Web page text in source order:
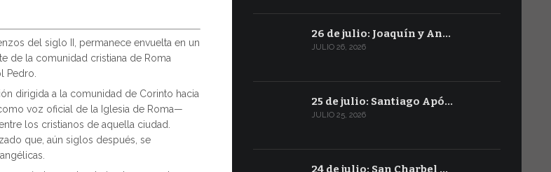
del siglo II, permanece envuelta en un
de la comunidad cristiana de Roma
Pedro.
dirigida a la comunidad de Corinto hacia
voz oficial de la Iglesia de Roma—
los cristianos de aquella ciudad.
que, aún siglos después, se
26 de julio: Joaquín y An…
JULIO 26, 2026
25 de julio: Santiago Apó…
JULIO 25, 2026
24 de julio: San Charbel …